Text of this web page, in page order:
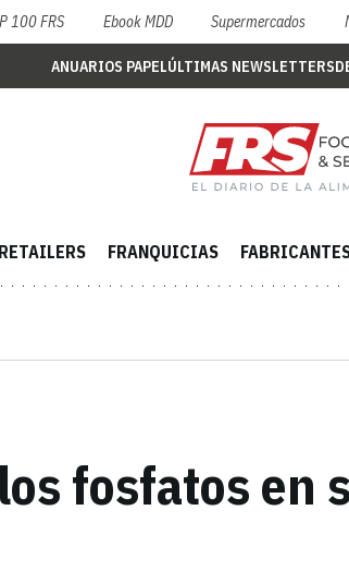
100 FRS Ebook MDD Supermercados
ANUARIOS PAPELÚLTIMAS NEWSLETTERS
RETAILERS FRANQUICIAS
fosfatos en